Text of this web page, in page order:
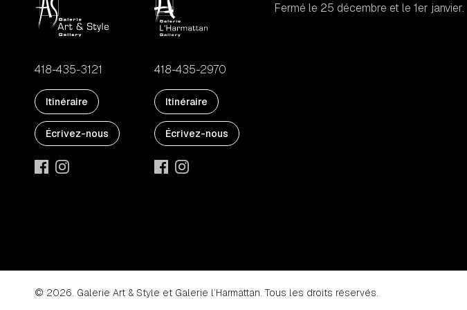
418-435-3121
Itinéraire
Écrivez-nous
418-435-2970
Itinéraire
Écrivez-nous
Fermé le 25 décembre et le 1er janvier.
© 2026. Galerie Art & Style et Galerie l’Harmattan. Tous les droits réservés.